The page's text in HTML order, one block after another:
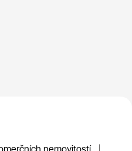
nemovitostí